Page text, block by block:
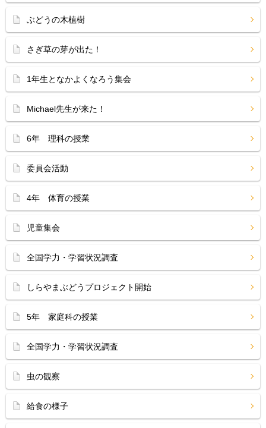
ぶどうの木植樹
さぎ草の芽が出た！
1年生となかよくなろう集会
Michael先生が来た！
6年 理科の授業
委員会活動
4年 体育の授業
児童集会
全国学力・学習状況調査
しらやまぶどうプロジェクト開始
5年 家庭科の授業
全国学力・学習状況調査
虫の観察
給食の様子